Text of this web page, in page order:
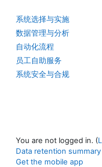
系统选择与实施
数据管理与分析
自动化流程
员工自助服务
系统安全与合规
You are not logged in. (
Data retention summary
Get the mobile app